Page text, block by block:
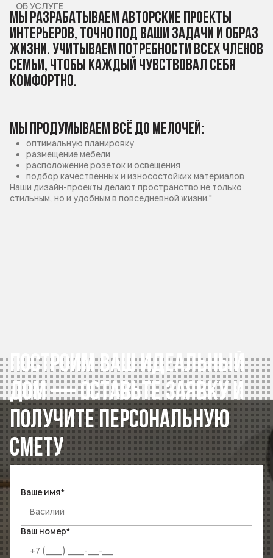
ОБ УСЛУГЕ
Мы разрабатываем авторские проекты
интерьеров, точно под ваши задачи и образ
жизни. Учитываем потребности всех членов
семьи, чтобы каждый чувствовал себя
комфортно.
Мы продумываем всё до мелочей:
оптимальную планировку
размещение мебели
расположение розеток и освещения
подбор качественных и износостойких материалов
Наши дизайн-проекты делают пространство не только
стильным, но и удобным в повседневной жизни."
Построим вашидеальный
дом—оставьтезаявкуи
получитеперсональную
смету
Ваше имя*
Ваш номер*